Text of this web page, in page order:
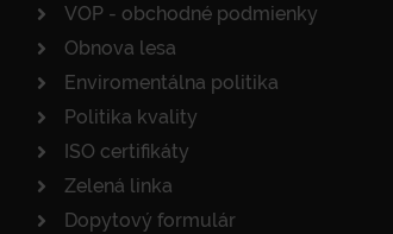
VOP - obchodné podmienky
Obnova lesa
Enviromentálna politika
Politika kvality
ISO certifikáty
Zelená linka
Dopytový formulár